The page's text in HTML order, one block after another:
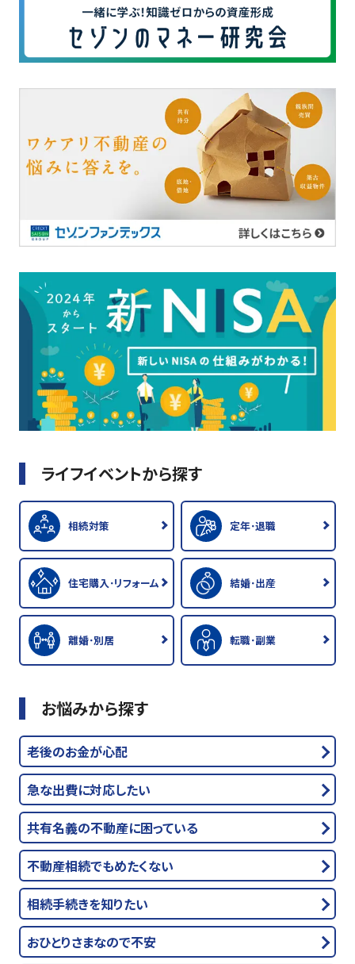
ライフイベントから探す
相続対策 定年･退職
住宅購入･リフォーム 結婚･出産
離婚･別居 転職･副業
お悩みから探す
老後のお金が心配
急な出費に対応したい
共有名義の不動産に困っている
不動産相続でもめたくない
相続手続きを知りたい
おひとりさまなので不安